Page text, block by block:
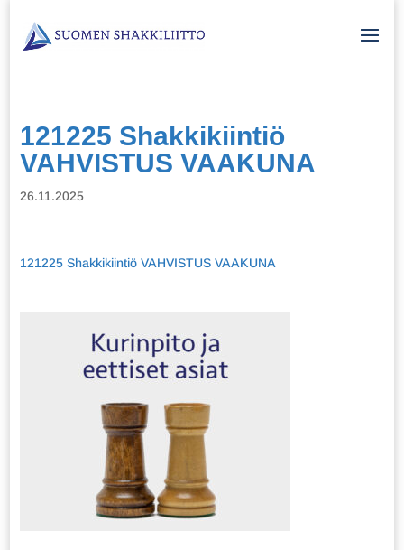
121225 Shakkikiintiö
VAHVISTUS VAAKUNA
26.11.2025
121225 Shakkikiintiö VAHVISTUS VAAKUNA